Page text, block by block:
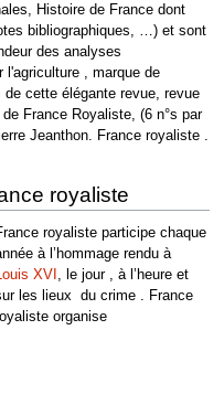
Histoire de France dont
bibliographiques, …) et sont
des analyses
l'agriculture , marque de
cette élégante revue, revue
France Royaliste, (6 n°s par
Jeanthon. France royaliste .
royaliste
royaliste participe chaque
à l’hommage rendu à
XVI , le jour , à l’heure et
les lieux du crime . France
organise